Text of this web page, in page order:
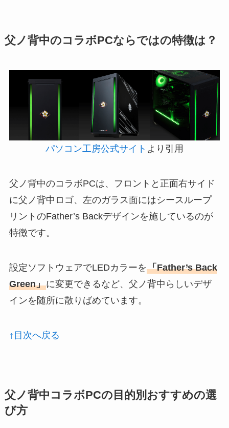
父ノ背中のコラボPCならではの特徴は？
パソコン工房公式サイト より引用
父ノ背中のコラボPCは、フロントと正面右サイド
に父ノ背中ロゴ、左のガラス面にはシースループ
リントのFather’s Backデザインを施しているのが
特徴です。
設定ソフトウェアでLEDカラーを「Father’s Back
Green」に変更できるなど、父ノ背中らしいデザ
インを随所に散りばめています。
↑目次へ戻る
父ノ背中コラボPCの目的別おすすめの選
び方